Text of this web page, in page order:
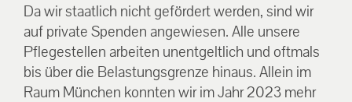
Da wir staatlich nicht gefördert werden, sind wir
auf private Spenden angewiesen. Alle unsere
Pflegestellen arbeiten unentgeltlich und oftmals
bis über die Belastungsgrenze hinaus. Allein im
Raum München konnten wir im Jahr 2023 mehr